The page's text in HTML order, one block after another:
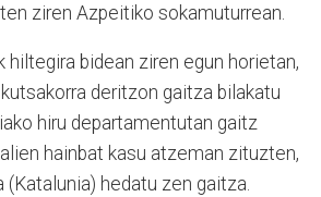
ziren Azpeitiko sokamuturrean.
hiltegira bidean ziren egun horietan,
deritzon gaitza bilakatu
hiru departamentutan gaitz
hainbat kasu atzeman zituzten,
(Katalunia) hedatu zen gaitza.